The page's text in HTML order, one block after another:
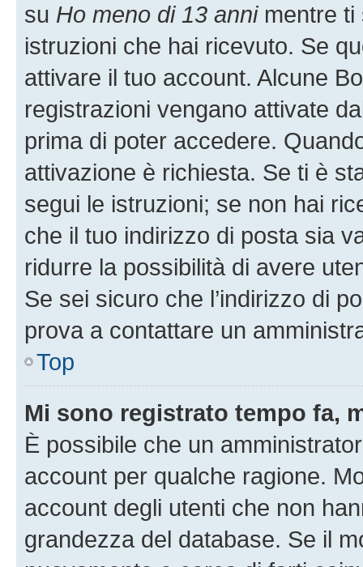
su Ho meno di 13 annimentre ti
istruzioni che hai ricevuto. Se
attivare il tuo account. Alcune
registrazioni vengano attivate
prima di poter accedere.
attivazione è richiesta. Se ti è
segui le istruzioni; se non hai
che il tuo indirizzo di posta sia
ridurre la possibilità di avere
Se sei sicuro che l’indirizzo di
prova a contattare un
Top
Mi sono registrato tempo fa,
È possibile che un
account per qualche ragione.
account degli utenti che non
grandezza del database. Se il